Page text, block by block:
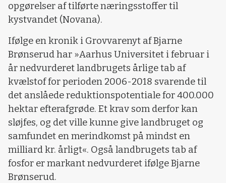
opgørelser af tilførte næringsstoffer til
kystvandet (Novana).
Ifølge en kronik i Grovvarenyt af Bjarne
Brønserud har »Aarhus Universitet i februar i
år nedvurderet landbrugets årlige tab af
kvælstof for perioden 2006-2018 svarende til
det anslåede reduktionspotentiale for 400.000
hektar efterafgrøde. Et krav som derfor kan
sløjfes, og det ville kunne give landbruget og
samfundet en merindkomst på mindst en
milliard kr. årligt«. Også landbrugets tab af
fosfor er markant nedvurderet ifølge Bjarne
Brønserud.